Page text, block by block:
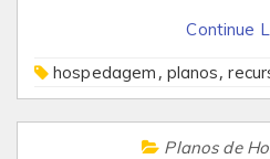
Continue
hospedagem , planos,
Planos de